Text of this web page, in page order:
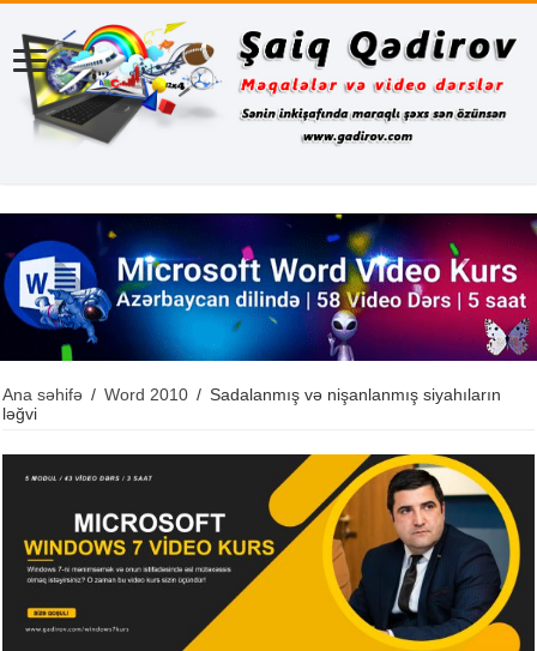
Ana səhifə / Word 2010 / Sadalanmış və nişanlanmış siyahıların
ləğvi